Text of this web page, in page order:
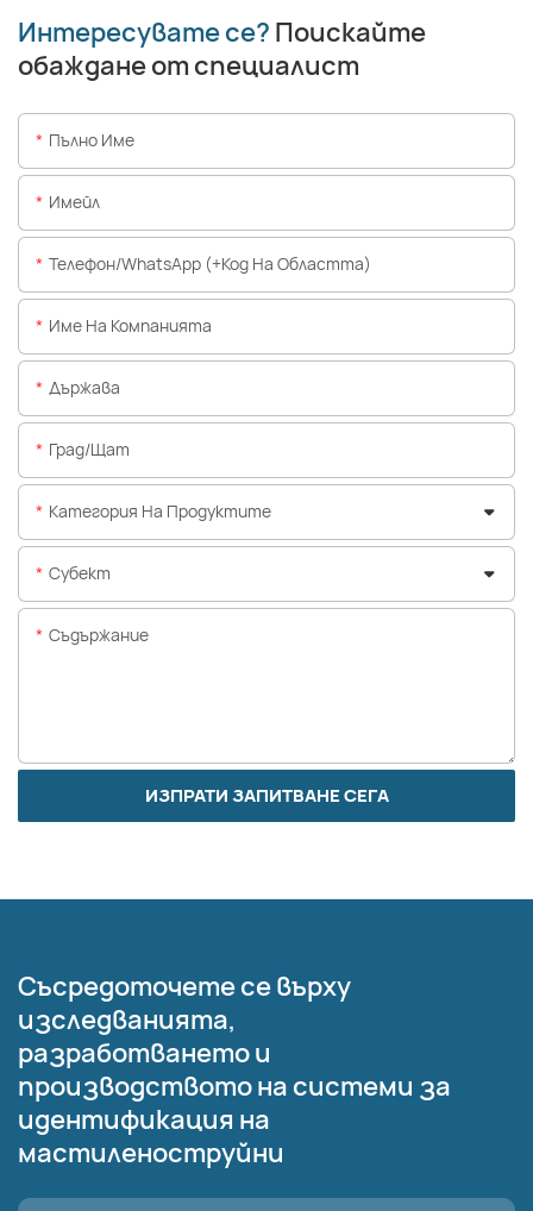
Интересувате се? Поискайте
обаждане от специалист
Пълно Име
Имейл
Телефон/WhatsApp (+Код На Областта)
Име На Компанията
Държава
Град/щат
Категория На Продуктите
Субект
Съдържание
ИЗПРАТИ ЗАПИТВАНЕ СЕГА
Съсредоточете се върху
изследванията,
разработването и
производството на системи за
идентификация на
мастиленоструйни